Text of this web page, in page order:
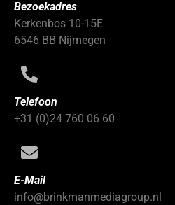
Bezoekadres
Kerkenbos 10-15E
6546 BB Nijmegen
Telefoon
+31 (0)24 760 06 60
E-Mail
info@brinkmanmediagroup.nl